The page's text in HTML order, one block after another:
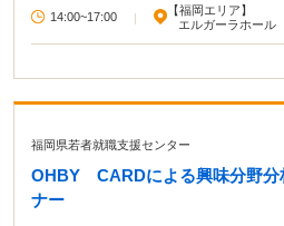
14:00~17:00 |
【福岡エリア】
エルガーラホール
福岡県若者就職支援センター
OHBY CARDによる興味分野
ナー